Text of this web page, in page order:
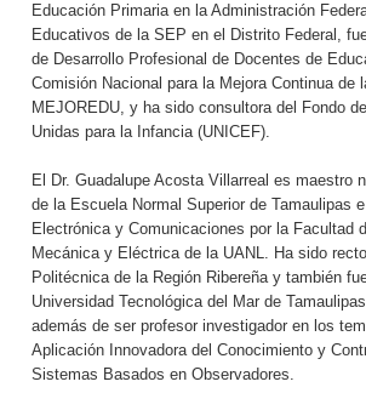
Educación Primaria en la Administración
Educativos de la SEP en el Distrito Federal,
de Desarrollo Profesional de Docentes de
Comisión Nacional para la Mejora Continua de
MEJOREDU, y ha sido consultora del Fondo
Unidas para la Infancia (UNICEF).
El Dr. Guadalupe Acosta Villarreal es maestro
de la Escuela Normal Superior de Tamaulipas
Electrónica y Comunicaciones por la Facultad
Mecánica y Eléctrica de la UANL. Ha sido
Politécnica de la Región Ribereña y también
Universidad Tecnológica del Mar de
además de ser profesor investigador en los
Aplicación Innovadora del Conocimiento y
Sistemas Basados en Observadores.